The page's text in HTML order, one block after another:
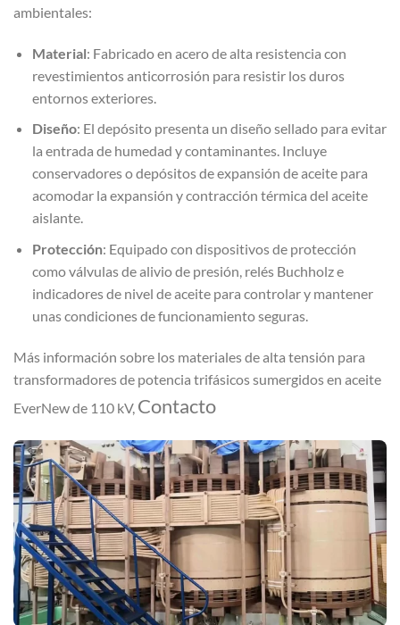
ambientales:
Material: Fabricado en acero de alta resistencia con
revestimientos anticorrosión para resistir los duros
entornos exteriores.
Diseño: El depósito presenta un diseño sellado para evitar
la entrada de humedad y contaminantes. Incluye
conservadores o depósitos de expansión de aceite para
acomodar la expansión y contracción térmica del aceite
aislante.
Protección: Equipado con dispositivos de protección
como válvulas de alivio de presión, relés Buchholz e
indicadores de nivel de aceite para controlar y mantener
unas condiciones de funcionamiento seguras.
Más información sobre los materiales de alta tensión para
transformadores de potencia trifásicos sumergidos en aceite
EverNew de 110 kV, Contacto